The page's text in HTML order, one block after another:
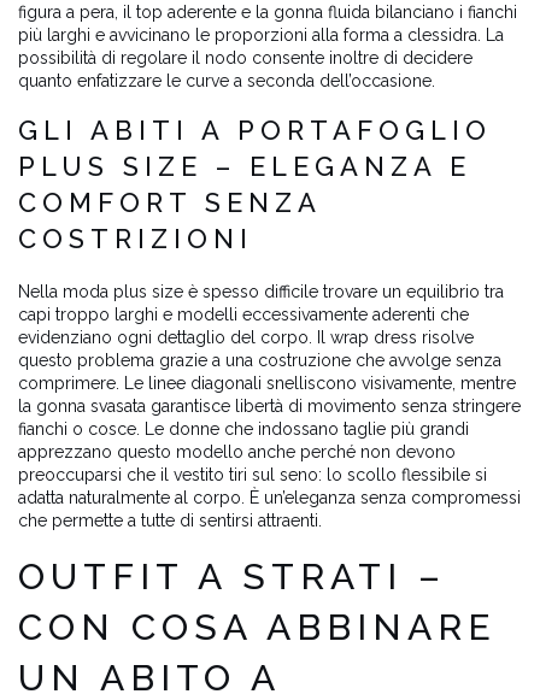
figura a pera, il top aderente e la gonna fluida bilanciano i fianchi
più larghi e avvicinano le proporzioni alla forma a clessidra. La
possibilità di regolare il nodo consente inoltre di decidere
quanto enfatizzare le curve a seconda dell’occasione.
GLI ABITI A PORTAFOGLIO
PLUS SIZE – ELEGANZA E
COMFORT SENZA
COSTRIZIONI
Nella moda plus size è spesso difficile trovare un equilibrio tra
capi troppo larghi e modelli eccessivamente aderenti che
evidenziano ogni dettaglio del corpo. Il wrap dress risolve
questo problema grazie a una costruzione che avvolge senza
comprimere. Le linee diagonali snelliscono visivamente, mentre
la gonna svasata garantisce libertà di movimento senza stringere
fianchi o cosce. Le donne che indossano taglie più grandi
apprezzano questo modello anche perché non devono
preoccuparsi che il vestito tiri sul seno: lo scollo flessibile si
adatta naturalmente al corpo. È un’eleganza senza compromessi
che permette a tutte di sentirsi attraenti.
OUTFIT A STRATI –
CON COSA ABBINARE
UN ABITO A